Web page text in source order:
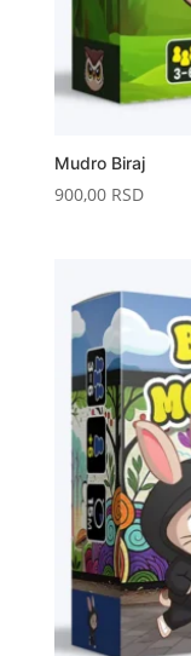
Mudro Biraj
900,00 RSD